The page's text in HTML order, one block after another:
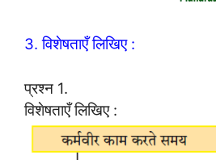
3. विशेषताएँ लिखिए :
प्रश्न 1.
विशेषताएँ लिखिए :